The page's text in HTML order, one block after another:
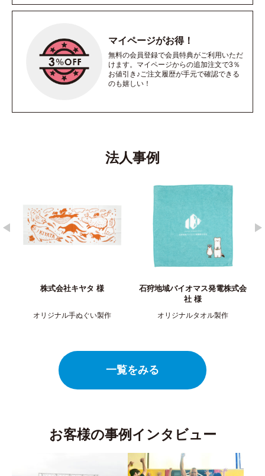
マイページがお得！
無料の会員登録で会員特典がご利用いただ
けます。マイページからの追加注文で3％
お値引き♪ご注文履歴が手元で確認できる
のも嬉しい！
法人事例
ぐい製作
石狩地域バイオマス発電株式会
オリジナルタオル製作
株式会社 香川銀
オリジナルTシャツ
一覧をみる
お客様の事例インタビュー